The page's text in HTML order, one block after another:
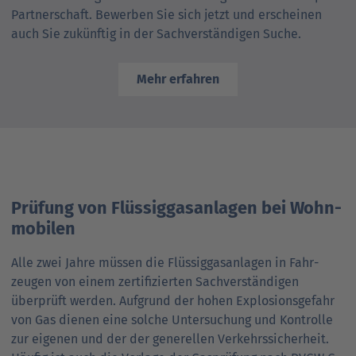
Partner­schaft. Bewerben Sie sich jetzt und erscheinen
auch Sie zukünftig in der Sach­verständigen Suche.
Mehr erfahren
Prüfung von Flüssig­gas­anlagen bei Wohn­
mobilen
Alle zwei Jahre müssen die Flüssig­gas­anlagen in Fahr­
zeugen von einem zertifizierten Sach­verständigen
überprüft werden. Aufgrund der hohen Explosions­gefahr
von Gas dienen eine solche Untersuchung und Kontrolle
zur eigenen und der der generellen Verkehrs­sicherheit.